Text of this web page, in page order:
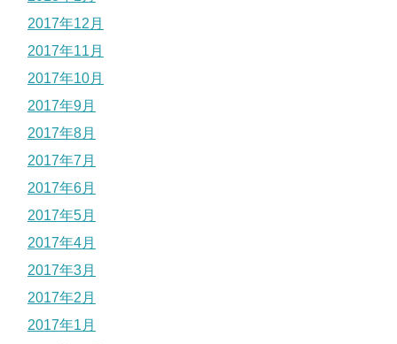
2017年12月
2017年11月
2017年10月
2017年9月
2017年8月
2017年7月
2017年6月
2017年5月
2017年4月
2017年3月
2017年2月
2017年1月